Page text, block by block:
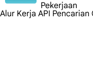
Pekerjaan
Alur Kerja API Pencarian